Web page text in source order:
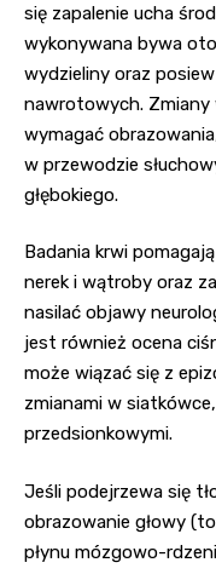
się zapalenie ucha
wykonywana bywa
wydzieliny oraz
nawrotowych. Zmiany
wymagać
w przewodzie
głębokiego.
Badania krwi
nerek i wątroby oraz
nasilać objawy
jest również ocena
może wiązać się z
zmianami w
przedsionkowymi.
Jeśli podejrzewa się
obrazowanie głowy
płynu mózgowo-